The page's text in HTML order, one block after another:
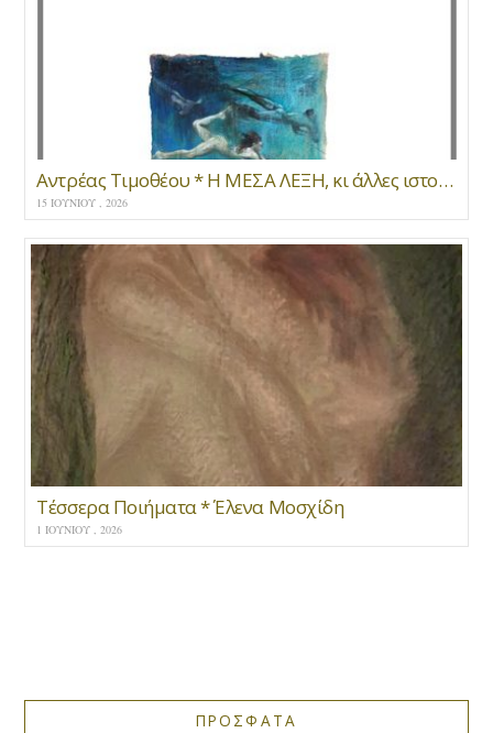
Αντρέας Τιμοθέου * Η ΜΕΣΑ ΛΕΞΗ, κι άλλες ιστορίες του βυθού
15 ΙΟΥΝΊΟΥ , 2026
Τέσσερα Ποιήματα * Έλενα Μοσχίδη
1 ΙΟΥΝΊΟΥ , 2026
ΠΡΟΣΦΑΤΑ